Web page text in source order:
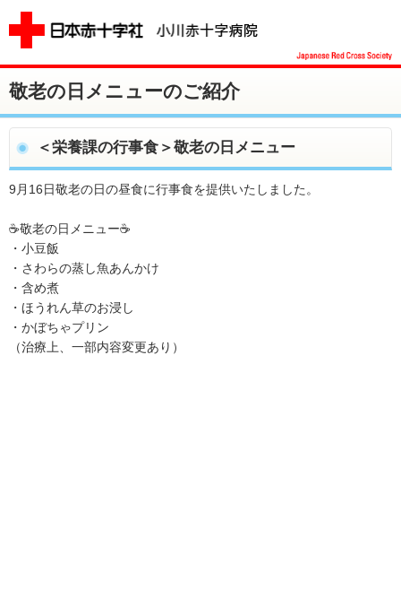
敬老の日メニューのご紹介
＜栄養課の行事食＞敬老の日メニュー
9月16日敬老の日の昼食に行事食を提供いたしました。
☕敬老の日メニュー☕
・小豆飯
・さわらの蒸し魚あんかけ
・含め煮
・ほうれん草のお浸し
・かぼちゃプリン
（治療上、一部内容変更あり）